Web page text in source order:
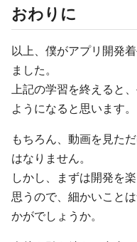
おわりに
以上、僕がアプリ開発
ました。
上記の学習を終えると
ようになると思います。
もちろん、動画を見た
はなりません。
しかし、まずは開発を
思うので、細かいこと
かがでしょうか。